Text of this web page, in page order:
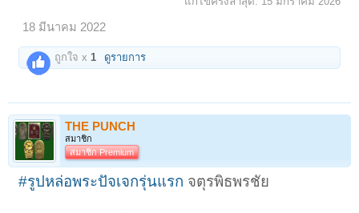
18 มีนาคม 2022
ถูกใจ x1 ดูรายการ
THE PUNCH
สมาชิก
สมาชิก Premium
#รูปหล่อพระปัจเจกรุ่นแรก จตุรพิธพรชัย